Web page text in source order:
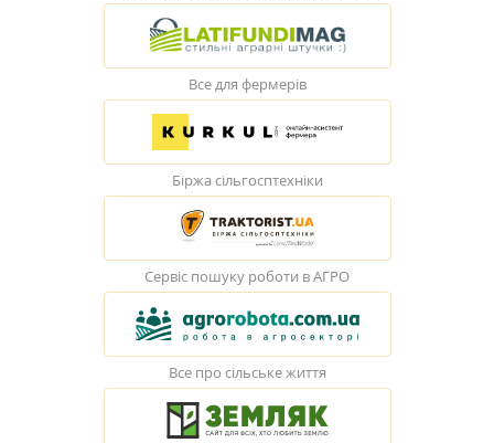
Все для фермерів
Біржа сільгосптехніки
Сервіс пошуку роботи в АГРО
Все про сільське життя